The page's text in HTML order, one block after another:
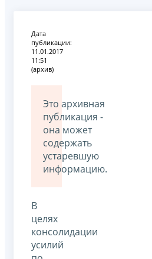
Дата
публикации:
11.01.2017
11:51
(архив)
Это архивная
публикация -
она может
содержать
устаревшую
информацию.
В
целях
консолидации
усилий